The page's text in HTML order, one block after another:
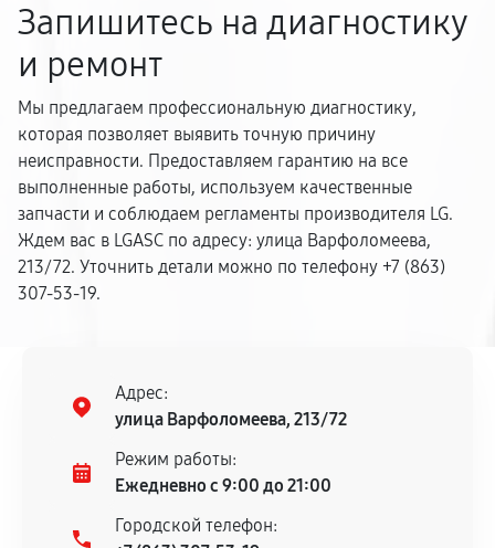
Запишитесь на диагностику
и ремонт
Мы предлагаем профессиональную диагностику,
которая позволяет выявить точную причину
неисправности. Предоставляем гарантию на все
выполненные работы, используем качественные
запчасти и соблюдаем регламенты производителя LG.
Ждем вас в LGASC по адресу: улица Варфоломеева,
213/72. Уточнить детали можно по телефону +7 (863)
307-53-19.
Адрес:
улица Варфоломеева, 213/72
Режим работы:
Ежедневно с 9:00 до 21:00
Городской телефон: